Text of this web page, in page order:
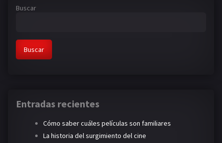
Buscar
Buscar
Entradas recientes
Cómo saber cuáles películas son familiares
La historia del surgimiento del cine